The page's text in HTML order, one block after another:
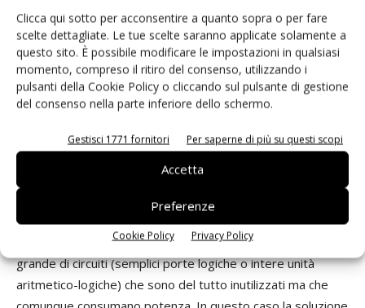
Clicca qui sotto per acconsentire a quanto sopra o per fare
scelte dettagliate. Le tue scelte saranno applicate solamente a
questo sito. È possibile modificare le impostazioni in qualsiasi
momento, compreso il ritiro del consenso, utilizzando i
pulsanti della Cookie Policy o cliccando sul pulsante di gestione
del consenso nella parte inferiore dello schermo.
Gestisci 1771 fornitori Per saperne di più su questi scopi
Accetta
Preferenze
Cookie Policy Privacy Policy
potrebbe però vedere la luce solo dopo un periodo di
tempo relativamente lungo, cioè non prima del 2013.
Purtroppo maggiore integrazione significa più transistor a
parità di area del chip e maggiore velocità di
commutazione, ma anche maggiori consumi e maggior
dissipazione; il rapporto causa-effetto tra queste
caratteristiche è inevitabile e poiché la dissipazione è data
da una componente attiva o dinamica, dovuta ai circuiti che
commutano e che trasmettono o elaborano il segnale e da
una componente statica (i circuiti in condizioni di standby)
per le Fpga il problema è ancora più pressante, visto che
ogni componente comprende un numero più o meno
grande di circuiti (semplici porte logiche o intere unità
aritmetico-logiche) che sono del tutto inutilizzati ma che